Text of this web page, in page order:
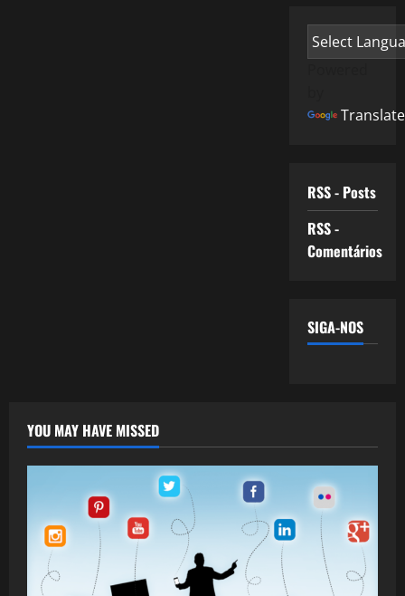
Translate
RSS - Posts
RSS -
Comentários
SIGA-NOS
YOU MAY HAVE MISSED